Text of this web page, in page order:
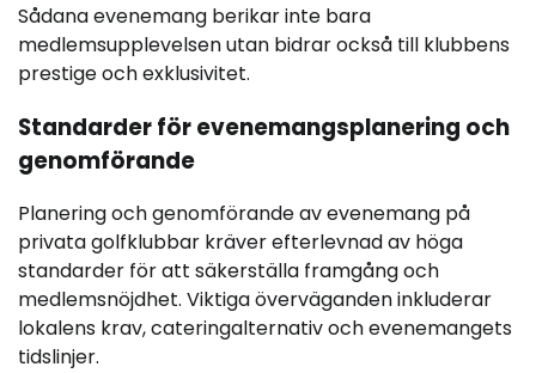
Sådana evenemang berikar inte bara
medlemsupplevelsen utan bidrar också till klubbens
prestige och exklusivitet.
Standarder för evenemangsplanering och
genomförande
Planering och genomförande av evenemang på
privata golfklubbar kräver efterlevnad av höga
standarder för att säkerställa framgång och
medlemsnöjdhet. Viktiga överväganden inkluderar
lokalens krav, cateringalternativ och evenemangets
tidslinjer.